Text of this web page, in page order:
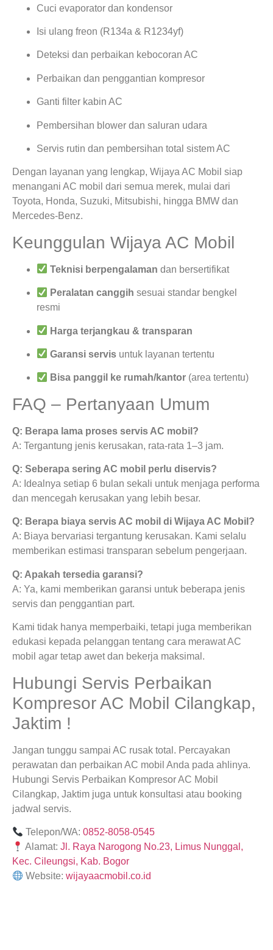
Cuci evaporator dan kondensor
Isi ulang freon (R134a & R1234yf)
Deteksi dan perbaikan kebocoran AC
Perbaikan dan penggantian kompresor
Ganti filter kabin AC
Pembersihan blower dan saluran udara
Servis rutin dan pembersihan total sistem AC
Dengan layanan yang lengkap, Wijaya AC Mobil siap
menangani AC mobil dari semua merek, mulai dari
Toyota, Honda, Suzuki, Mitsubishi, hingga BMW dan
Mercedes-Benz.
Keunggulan Wijaya AC Mobil
Teknisi berpengalaman dan bersertifikat
Peralatan canggih sesuai standar bengkel
resmi
Harga terjangkau & transparan
Garansi servis untuk layanan tertentu
Bisa panggil ke rumah/kantor (area tertentu)
FAQ – Pertanyaan Umum
Q: Berapa lama proses servis AC mobil?
A: Tergantung jenis kerusakan, rata-rata 1–3 jam.
Q: Seberapa sering AC mobil perlu diservis?
A: Idealnya setiap 6 bulan sekali untuk menjaga performa
dan mencegah kerusakan yang lebih besar.
Q: Berapa biaya servis AC mobil di Wijaya AC Mobil?
A: Biaya bervariasi tergantung kerusakan. Kami selalu
memberikan estimasi transparan sebelum pengerjaan.
Q: Apakah tersedia garansi?
A: Ya, kami memberikan garansi untuk beberapa jenis
servis dan penggantian part.
Kami tidak hanya memperbaiki, tetapi juga memberikan
edukasi kepada pelanggan tentang cara merawat AC
mobil agar tetap awet dan bekerja maksimal.
Hubungi Servis Perbaikan
Kompresor AC Mobil Cilangkap,
Jaktim !
Jangan tunggu sampai AC rusak total. Percayakan
perawatan dan perbaikan AC mobil Anda pada ahlinya.
Hubungi Servis Perbaikan Kompresor AC Mobil
Cilangkap, Jaktim juga untuk konsultasi atau booking
jadwal servis.
Telepon/WA:0852-8058-0545
Alamat:Jl. Raya Narogong No.23, Limus Nunggal,
Kec. Cileungsi, Kab. Bogor
Website:wijayaacmobil.co.id